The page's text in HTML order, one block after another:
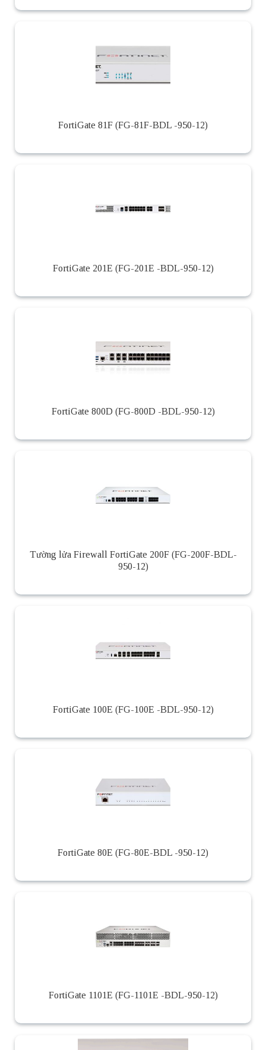
FortiGate 81F (FG-81F-BDL -950-12)
FortiGate 201E (FG-201E -BDL-950-12)
FortiGate 800D (FG-800D -BDL-950-12)
Tường lửa Firewall FortiGate 200F (FG-200F-BDL-
950-12)
FortiGate 100E (FG-100E -BDL-950-12)
FortiGate 80E (FG-80E-BDL -950-12)
FortiGate 1101E (FG-1101E -BDL-950-12)